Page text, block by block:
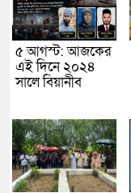
৫ আগস্ট: আজকের
এই দিনে ২০২৪
সালে বিয়ানীব